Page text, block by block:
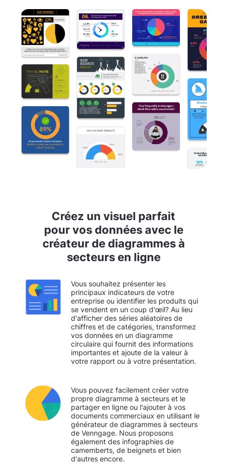
Créez un visuel parfait
pour vos données avec le
créateur de diagrammes à
secteurs en ligne
Vous souhaitez présenter les
principaux indicateurs de votre
entreprise ou identifier les produits qui
se vendent en un coup d'œil? Au lieu
d'afficher des séries aléatoires de
chiffres et de catégories, transformez
vos données en un diagramme
circulaire qui fournit des informations
importantes et ajoute de la valeur à
votre rapport ou à votre présentation.
Vous pouvez facilement créer votre
propre diagramme à secteurs et le
partager en ligne ou l'ajouter à vos
documents commerciaux en utilisant le
générateur de diagrammes à secteurs
de Venngage. Nous proposons
également des infographies de
camemberts, de beignets et bien
d'autres encore.